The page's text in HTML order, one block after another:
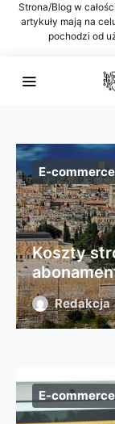
Strona/Blog w
artykuły mają na
pochodzi od
E-commerce
Koszty
Redakcja
E-commerce